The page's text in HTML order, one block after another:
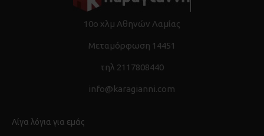
10ο χλμ Αθηνών Λαμίας
Μεταμόρφωση 14451
τηλ 2117808440
info@karagianni.com
Λίγα λόγια για εμάς